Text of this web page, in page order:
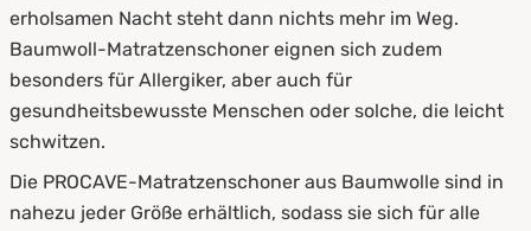
erholsamen Nacht steht dann nichts mehr im Weg.
Baumwoll-Matratzenschoner eignen sich zudem
besonders für Allergiker, aber auch für
gesundheitsbewusste Menschen oder solche, die leicht
schwitzen.
Die PROCAVE-Matratzenschoner aus Baumwolle sind in
nahezu jeder Größe erhältlich, sodass sie sich für alle